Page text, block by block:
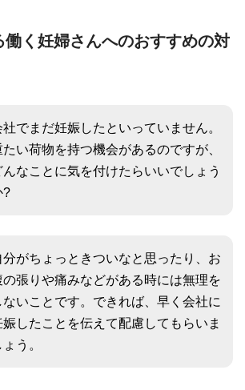
働く妊婦さんへのおすすめの対
社でまだ妊娠したといっていません。
たい荷物を持つ機会があるのですが、
んなことに気を付けたらいいでしょう
?
分がちょっときついなと思ったり、お
の張りや痛みなどがある時には無理を
ないことです。できれば、早く会社に
娠したことを伝えて配慮してもらいま
ょう。